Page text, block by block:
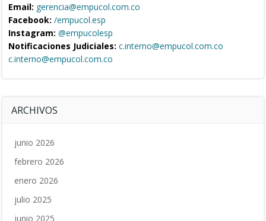
Email: gerencia@empucol.com.co
Facebook: /empucol.esp
Instagram: @empucolesp
Notificaciones Judiciales: c.interno@empucol.com.co
c.interno@empucol.com.co
ARCHIVOS
junio 2026
febrero 2026
enero 2026
julio 2025
junio 2025